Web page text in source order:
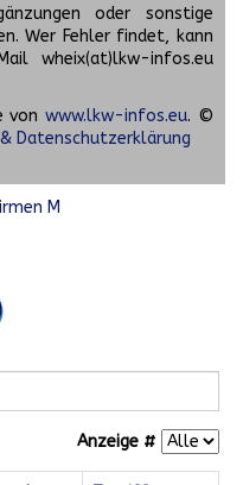
oder sonstige
Wer Fehler findet, kann
wheix(at)lkw-infos.eu
von www.lkw-infos.eu. ©
Datenschutzerklärung
M
Anzeige #